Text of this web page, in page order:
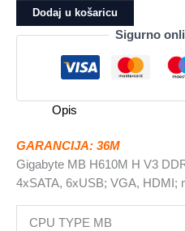
H610M
H
DDR4LGA1700;
2xDDR4;
M.2,
4xSATA6xUSB;
VGA,
HDMI;
mATX
Dodaj u košaricu
Sigurno
Opis
GARANCIJA: 36M
Gigabyte MB H610M H V3
4xSATA, 6xUSB; VGA, HDMI;
CPU TYPE MB